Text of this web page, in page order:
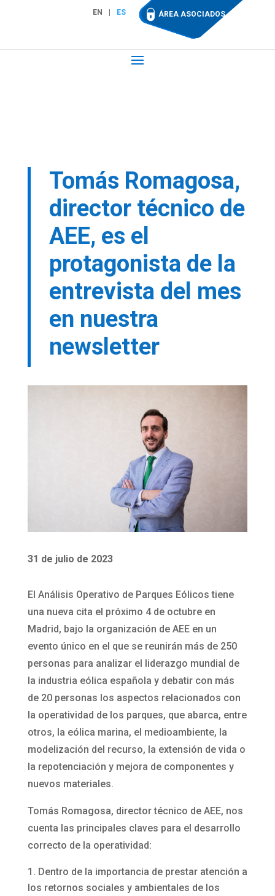
EN ES ÁREA ASOCIADOS
Tomás Romagosa,
director técnico de
AEE, es el
protagonista de la
entrevista del mes
en nuestra
newsletter
31 de julio de 2023
El Análisis Operativo de Parques Eólicos tiene
una nueva cita el próximo 4 de octubre en
Madrid, bajo la organización de AEE en un
evento único en el que se reunirán más de 250
personas para analizar el liderazgo mundial de
la industria eólica española y debatir con más
de 20 personas los aspectos relacionados con
la operatividad de los parques, que abarca, entre
otros, la eólica marina, el medioambiente, la
modelización del recurso, la extensión de vida o
la repotenciación y mejora de componentes y
nuevos materiales.
Tomás Romagosa, director técnico de AEE, nos
cuenta las principales claves para el desarrollo
correcto de la operatividad:
Dentro de la importancia de prestar atención a
los retornos sociales y ambientales de los